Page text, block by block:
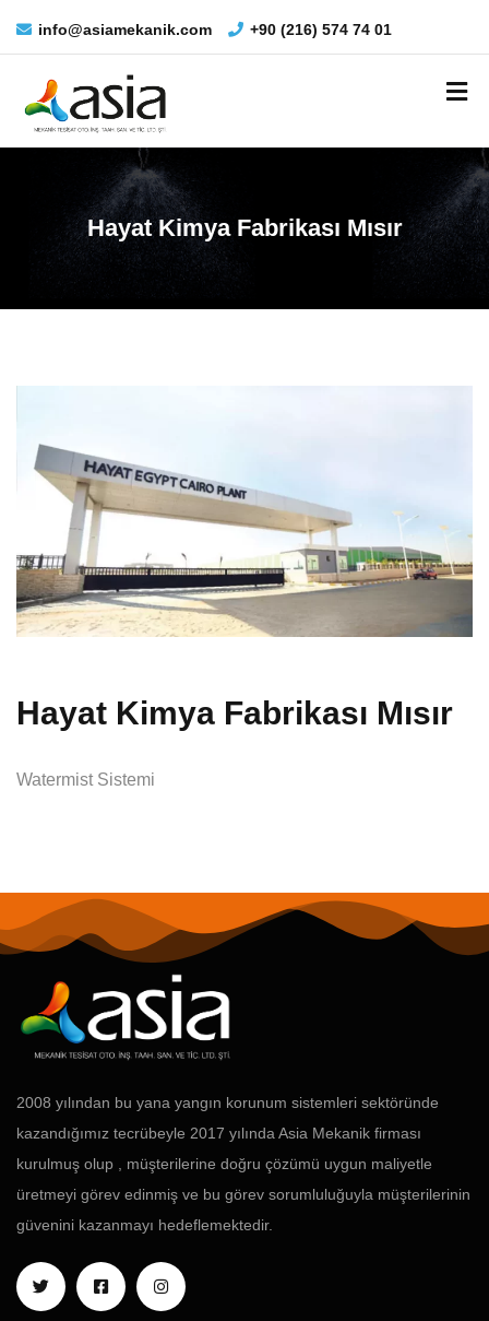
info@asiamekanik.com +90 (216) 574 74 01
Hayat Kimya Fabrikası Mısır
Hayat Kimya Fabrikası Mısır
Watermist Sistemi
2008 yılından bu yana yangın korunum sistemleri sektöründe
kazandığımız tecrübeyle 2017 yılında Asia Mekanik firması
kurulmuş olup , müşterilerine doğru çözümü uygun maliyetle
üretmeyi görev edinmiş ve bu görev sorumluluğuyla müşterilerinin
güvenini kazanmayı hedeflemektedir.